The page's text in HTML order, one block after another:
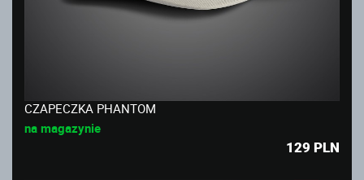
CZAPECZKA PHANTOM
na magazynie
129 PLN